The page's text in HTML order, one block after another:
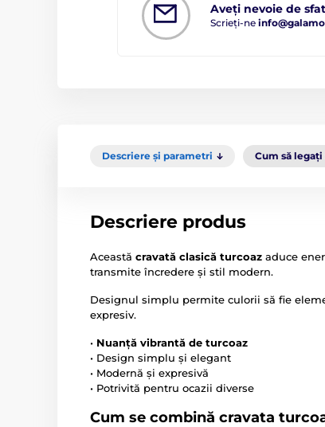
Aveți nevoie de
Scrieți-ne
Descriere și parametri Cum să legați
Descriere produs
Această cravată clasică turcoaz aduce
transmite încredere și stil modern.
Designul simplu permite culorii să fie
expresiv.
• Nuanță vibrantă de turcoaz
• Design simplu și elegant
• Modernă și expresivă
• Potrivită pentru ocazii diverse
Cum se combină cravata